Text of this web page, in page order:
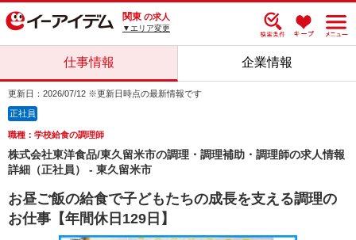
関東 の求人
▼エリア変更
仕事情報 企業情報
更新日：2026/07/12 ※更新日時点の最新情報です
正社員
職種：学校給食の調理師
株式会社東洋食品/東久留米市の調理・調理補助・調理師の求人情報
詳細（正社員） - 東久留米市
お昼ご飯の給食で子どもたちの成長を支える調理の
お仕事【年間休日129日】